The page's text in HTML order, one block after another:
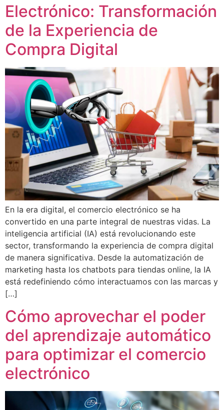
Electrónico: Transformación
de la Experiencia de
Compra Digital
En la era digital, el comercio electrónico se ha
convertido en una parte integral de nuestras vidas. La
inteligencia artificial (IA) está revolucionando este
sector, transformando la experiencia de compra digital
de manera significativa. Desde la automatización de
marketing hasta los chatbots para tiendas online, la IA
está redefiniendo cómo interactuamos con las marcas y
[…]
Cómo aprovechar el poder
del aprendizaje automático
para optimizar el comercio
electrónico